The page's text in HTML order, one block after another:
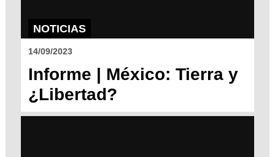
NOTICIAS
14/09/2023
Informe | México: Tierra y
¿Libertad?